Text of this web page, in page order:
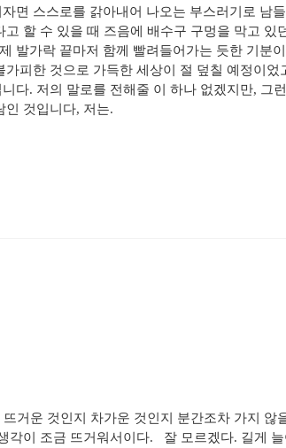
면 스스로를 갉아내어 나오는 부스러기로
할 수 있을 때 즈음에 배수구 구멍을 막고
발가락 끝마저 함께 빨려들어가는 듯한 기
피한 것으로 가득한 세상이 절 덮칠 예정이
다. 저의 말로를 전해줄 이 하나 없겠지만,
인 것입니다, 저는.
거운 것인지 차가운 것인지 분간조차 가지
각이 조금 뜨거워서이다. ​ ​ 잘 모르겠다. 길게